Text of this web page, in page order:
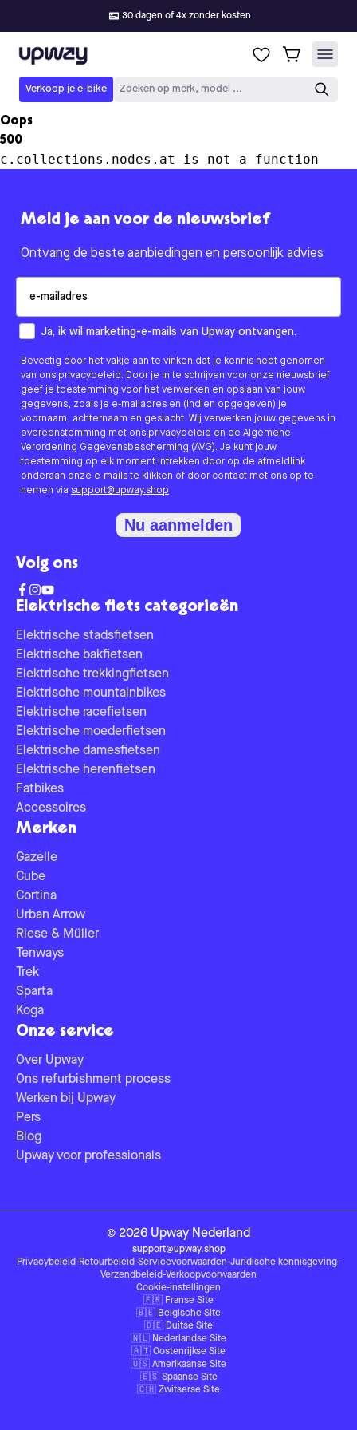
30 dagen of 4x zonder kosten
Upway
Verkoop je e-bike Zoeken op merk, model ...
Oops
500
c.collections.nodes.at is not a function
Elektrische fiets categorieën
Elektrische stadsfietsen
Elektrische bakfietsen
Elektrische trekkingfietsen
Elektrische mountainbikes
Elektrische racefietsen
Elektrische moederfietsen
Elektrische damesfietsen
Elektrische herenfietsen
Fatbikes
Accessoires
Merken
Gazelle
Cube
Cortina
Urban Arrow
Riese & Müller
Tenways
Trek
Sparta
Koga
Onze service
Over Upway
Ons refurbishment process
Werken bij Upway
Pers
Blog
Upway voor professionals
Meld je aan voor de nieuwsbrief
Ontvang de beste aanbiedingen en persoonlijk advies
How would you like to hear from us?
Ja, ik wil marketing-e-mails van Upway ontvangen.
Bevestig door het vakje aan te vinken dat je kennis hebt genomen
van ons privacybeleid. Door je in te schrijven voor onze nieuwsbrief
geef je toestemming voor het verwerken en opslaan van jouw
gegevens, zoals je e-mailadres en (indien opgegeven) je
voornaam, achternaam en geslacht. Wij verwerken jouw gegevens in
overeenstemming met ons privacybeleid en de Algemene
Verordening Gegevensbescherming (AVG). Je kunt jouw
toestemming op elk moment intrekken door op de afmeldlink
onderaan onze e-mails te klikken of door contact met ons op te
nemen via support@upway.shop
Nu aanmelden
Volg ons
© 2026 Upway Nederland
support@upway.shop
Privacybeleid-Retourbeleid-Servicevoorwaarden-Juridische kennisgeving-
Verzendbeleid-Verkoopvoorwaarden
Cookie-instellingen
🇫🇷 Franse Site
🇧🇪 Belgische Site
🇩🇪 Duitse Site
🇳🇱 Nederlandse Site
🇦🇹 Oostenrijkse Site
🇺🇸 Amerikaanse Site
🇪🇸 Spaanse Site
🇨🇭 Zwitserse Site